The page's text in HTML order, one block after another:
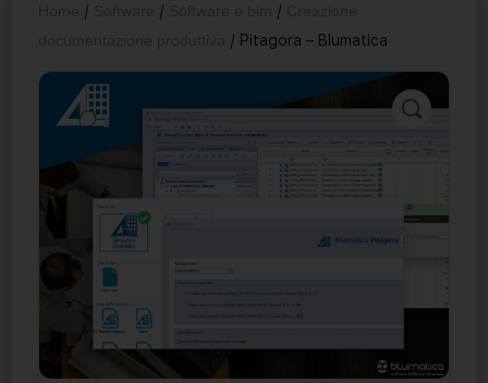
/ / /
/ Pitagora – Blumatica